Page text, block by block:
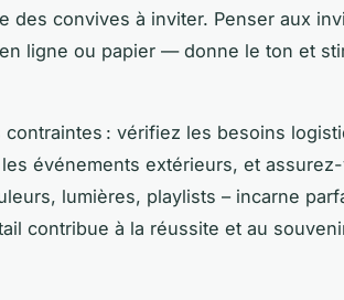
des convives à inviter. Penser aux
ligne ou papier — donne le ton et
contraintes : vérifiez les besoins
événements extérieurs, et
lumières, playlists – incarne
contribue à la réussite et au